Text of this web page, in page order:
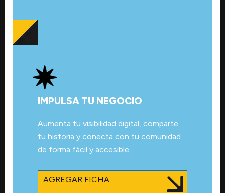
IMPULSA TU NEGOCIO
Aumenta tu visibilidad digital, comparte
tu historia y conecta con tu comunidad
de forma fácil y accesible.
AGREGAR FICHA